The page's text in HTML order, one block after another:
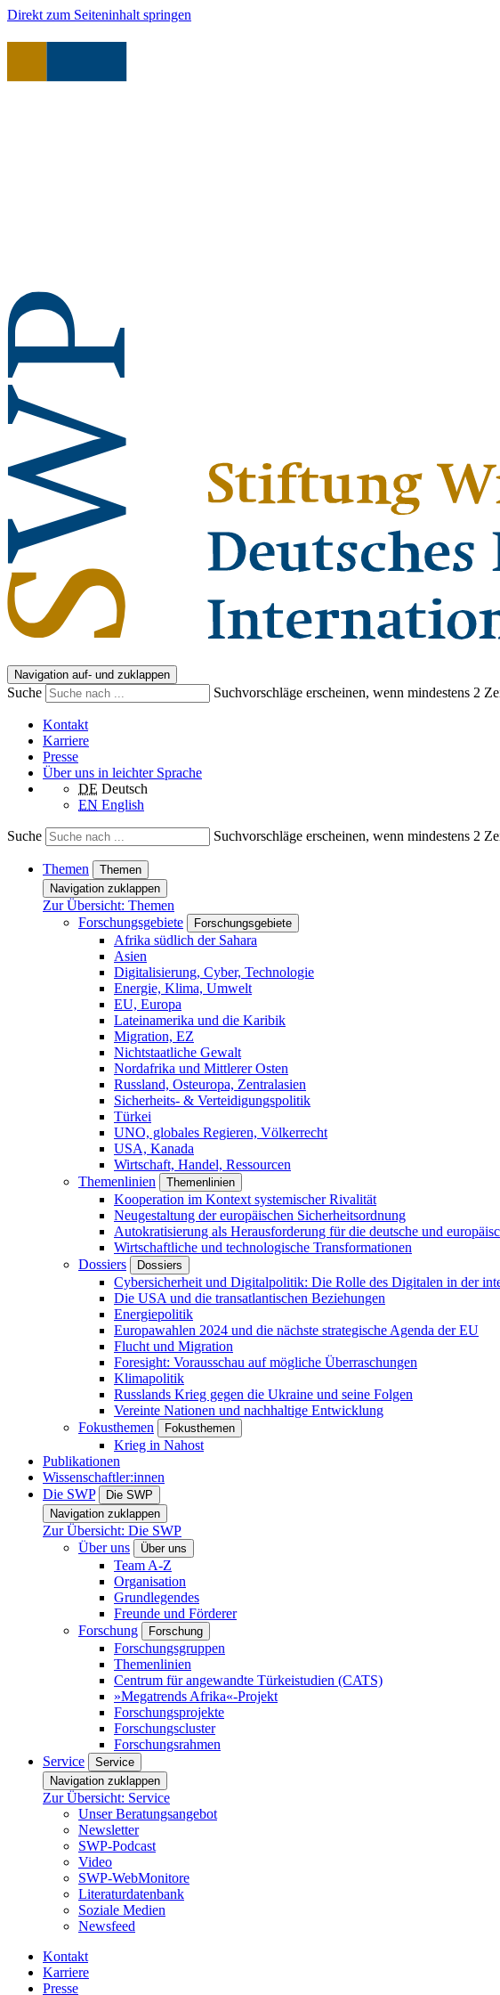
Direkt zum Seiteninhalt springen
Navigation auf- und zuklappen
Suche Suchvorschläge erscheinen, wenn mindestens 2
Kontakt
Karriere
Presse
Über uns in leichter Sprache
DE Deutsch
EN English
Suche Suchvorschläge erscheinen, wenn mindestens 2
Themen
Themen
Navigation zuklappen
Zur Übersicht: Themen
Forschungsgebiete
Forschungsgebiete
Afrika südlich der Sahara
Asien
Digitalisierung, Cyber, Technologie
Energie, Klima, Umwelt
EU, Europa
Lateinamerika und die Karibik
Migration, EZ
Nichtstaatliche Gewalt
Nordafrika und Mittlerer Osten
Russland, Osteuropa, Zentralasien
Sicherheits- & Verteidigungspolitik
Türkei
UNO, globales Regieren, Völkerrecht
USA, Kanada
Wirtschaft, Handel, Ressourcen
Themenlinien
Themenlinien
Kooperation im Kontext systemischer Rivalität
Neugestaltung der europäischen Sicherheitsordnung
Autokratisierung als Herausforderung für die deutsche und
Wirtschaftliche und technologische Transformationen
Dossiers
Dossiers
Cybersicherheit und Digitalpolitik: Die Rolle des Digitalen in der
Die USA und die transatlantischen Beziehungen
Energiepolitik
Europawahlen 2024 und die nächste strategische Agenda der EU
Flucht und Migration
Foresight: Vorausschau auf mögliche Überraschungen
Klimapolitik
Russlands Krieg gegen die Ukraine und seine Folgen
Vereinte Nationen und nachhaltige Entwicklung
Fokusthemen
Fokusthemen
Krieg in Nahost
Publikationen
Wissenschaftler:innen
Die SWP
Die SWP
Navigation zuklappen
Zur Übersicht: Die SWP
Über uns
Über uns
Team A-Z
Organisation
Grundlegendes
Freunde und Förderer
Forschung
Forschung
Forschungsgruppen
Themenlinien
Centrum für angewandte Türkeistudien (CATS)
»Megatrends Afrika«-Projekt
Forschungsprojekte
Forschungscluster
Forschungsrahmen
Service
Service
Navigation zuklappen
Zur Übersicht: Service
Unser Beratungsangebot
Newsletter
SWP-Podcast
Video
SWP-WebMonitore
Literaturdatenbank
Soziale Medien
Newsfeed
Kontakt
Karriere
Presse